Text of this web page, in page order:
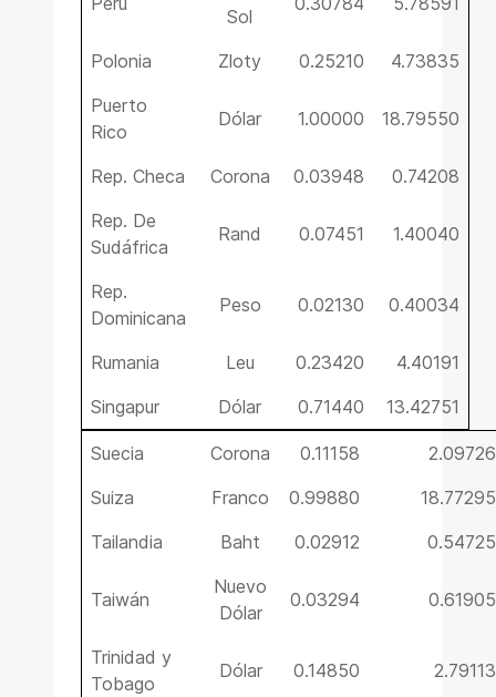
Sol
Polonia Zloty 0.25210
4.73835
Puerto
Rico
Dólar 1.00000 18.79550
Rep. Checa Corona 0.03948
0.74208
Rep. De
Sudáfrica
Rand 0.07451 1.40040
Rep.
Dominicana
Peso 0.02130 0.40034
Rumania Leu 0.23420
4.40191
Singapur
Dólar 0.71440 13.42751
Suecia Corona 0.11158
2.09726
Suiza
Franco 0.99880
18.77295
Tailandia
Baht 0.02912 0.54725
Taiwán
Nuevo
Dólar
0.03294 0.61905
Trinidad y
Tobago
Dólar 0.14850 2.79113